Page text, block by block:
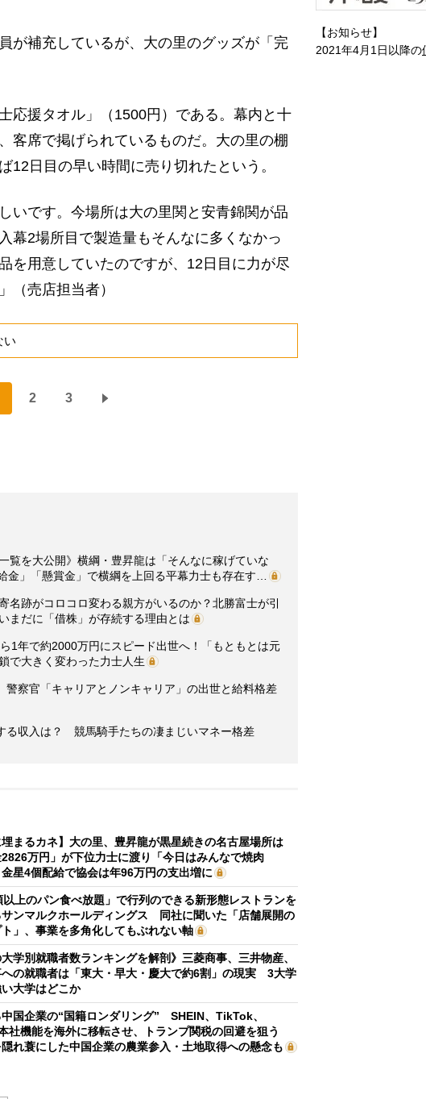
が補充しているが、大の里のグッズが「完
応援タオル」（1500円）である。幕内と十
客席で掲げられているものだ。大の里の棚
12日目の早い時間に売り切れたという。
いです。今場所は大の里関と安青錦関が品
幕2場所目で製造量もそんなに多くなかっ
を用意していたのですが、12日目に力が尽
（売店担当者）
い
2 3
覧を大公開》横綱・豊昇龍は「そんなに稼げていな
金」「懸賞金」で横綱を上回る平幕力士も存在す…
名跡がコロコロ変わる親方がいるのか？北勝富士が引
まだに「借株」が存続する理由とは
1年で約2000万円にスピード出世へ！「もともとは元
で大きく変わった力士人生
察官「キャリアとノンキャリア」の出世と給料格差
る収入は？ 競馬騎手たちの凄まじいマネー格差
埋まるカネ】大の里、豊昇龍が黒星続きの名古屋場所は
2826万円」が下位力士に渡り「今日はみんなで焼肉
星4個配給で協会は年96万円の支出増に
以上のパン食べ放題」で行列のできる新形態レストランを
ンマルクホールディングス 同社に聞いた「店舗展開の
ト」、事業を多角化してもぶれない軸
大学別就職者数ランキングを解剖》三菱商事、三井物産、
の就職者は「東大・早大・慶大で約6割」の現実 3大学
い大学はどこか
国企業の“国籍ロンダリング” SHEIN、TikTok、
社機能を海外に移転させ、トランプ関税の回避を狙う
れ蓑にした中国企業の農業参入・土地取得への懸念も
【お知らせ】
2021年4月1日以降の